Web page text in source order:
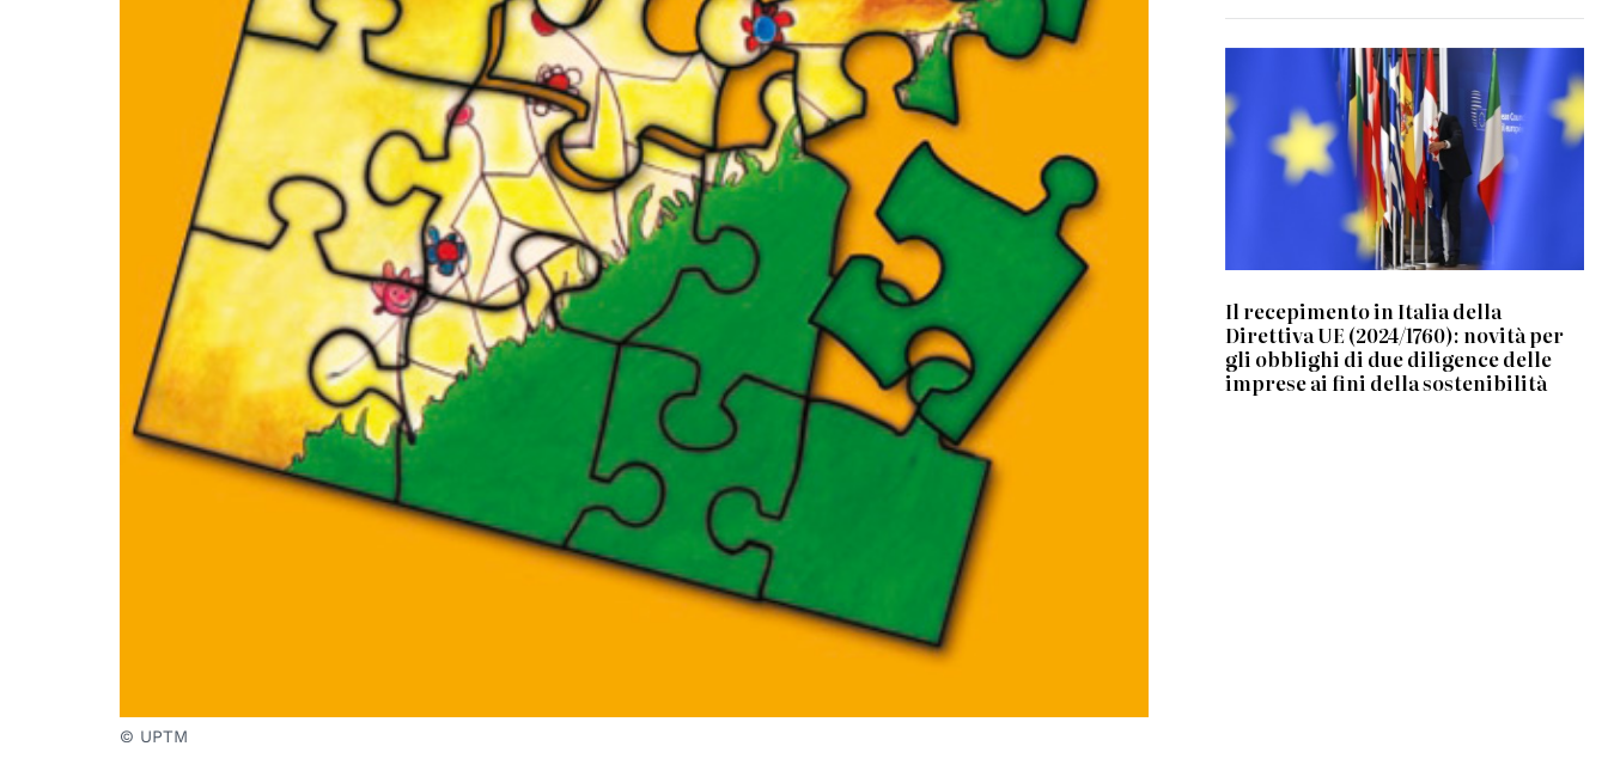
© UPTM
© European Union
Il recepimento in Italia della
Direttiva UE (2024/1760): novità per
gli obblighi di due diligence delle
imprese ai fini della sostenibilità